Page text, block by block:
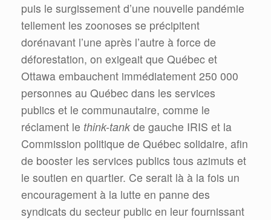
puis le surgissement d’une nouvelle pandémie
tellement les zoonoses se précipitent
dorénavant l’une après l’autre à force de
déforestation, on exigeait que Québec et
Ottawa embauchent immédiatement 250 000
personnes au Québec dans les services
publics et le communautaire, comme le
réclament le think-tank de gauche IRIS et la
Commission politique de Québec solidaire, afin
de booster les services publics tous azimuts et
le soutien en quartier. Ce serait là à la fois un
encouragement à la lutte en panne des
syndicats du secteur public en leur fournissant